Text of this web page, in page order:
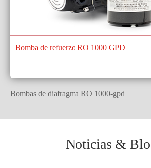
Bomba de refuerzo RO 1000 GPD
Bombas de diafragma RO 1000-gpd
Noticias &